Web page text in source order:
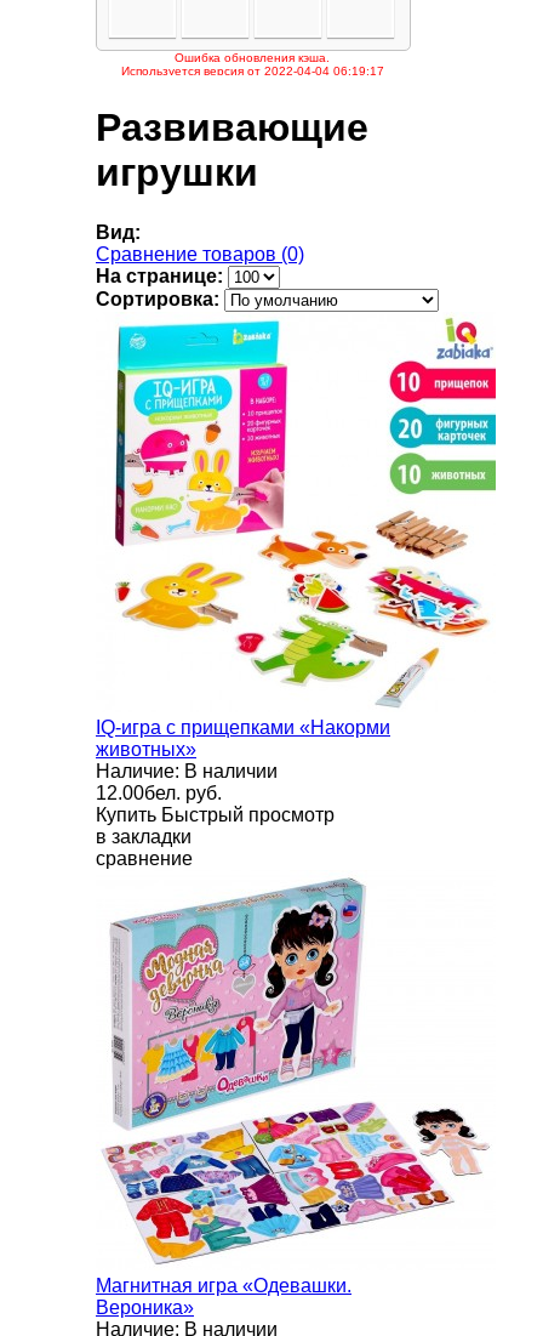
Развивающие
игрушки
Вид:
Сравнение товаров (0)
На странице:
Сортировка:
IQ-игра с прищепками «Накорми
животных»
Наличие: В наличии
12.00бел. руб.
Купить Быстрый просмотр
в закладки
сравнение
Магнитная игра «Одевашки.
Вероника»
Наличие: В наличии